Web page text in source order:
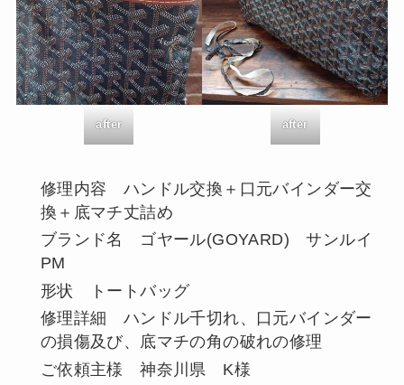
after after
修理内容 ハンドル交換＋口元バインダー交
換＋底マチ丈詰め
ブランド名 ゴヤール(GOYARD) サンルイ
PM
形状 トートバッグ
修理詳細 ハンドル千切れ、口元バインダー
の損傷及び、底マチの角の破れの修理
ご依頼主様 神奈川県 K様